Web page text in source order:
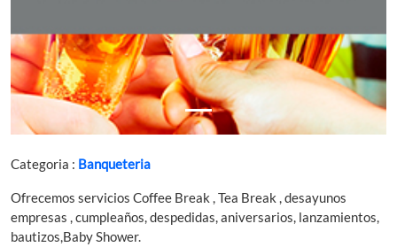
Categoria : Banqueteria
Ofrecemos servicios Coffee Break , Tea Break , desayunos
empresas , cumpleaños, despedidas, aniversarios, lanzamientos,
bautizos,Baby Shower.